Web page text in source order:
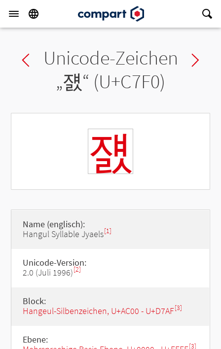
Previous char
Unicode-Zeichen
„쟰“ (U+C7F0)
쟰
Name (englisch):
Hangul Syllable Jyaels[1]
Unicode-Version:
2.0 (Juli 1996)[2]
Block:
Hangeul-Silbenzeichen, U+AC00 - U+D7AF[3]
Ebene:
[3]